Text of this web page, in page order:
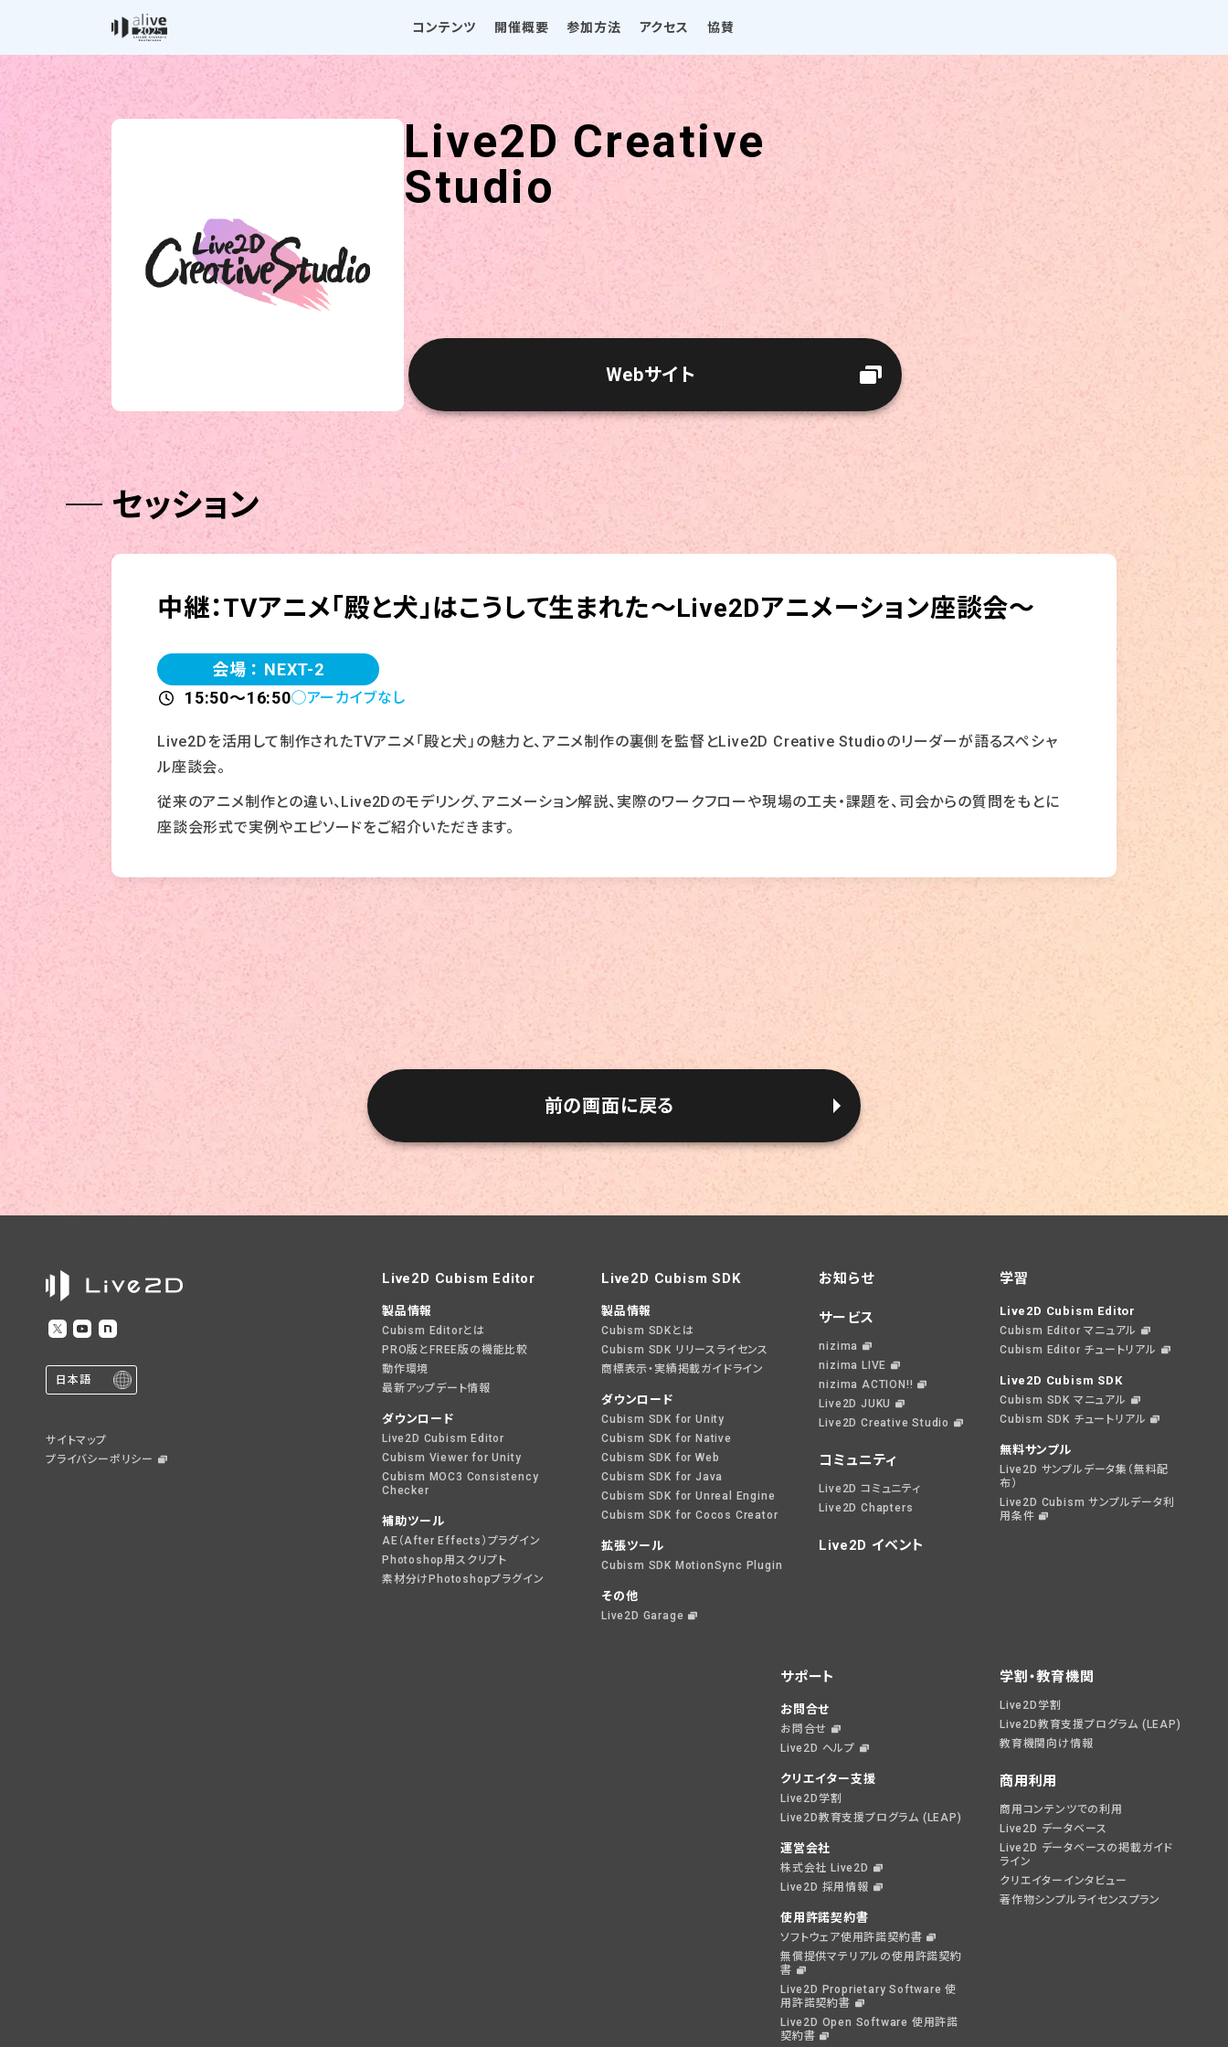
コンテンツ 開催概要 参加方法 アクセス 協賛
Live2D Creative
Studio
Webサイト
セッション
中継：TVアニメ「殿と犬」はこうして生まれた〜Live2Dアニメーション座談会〜
会場 ： NEXT-2
15:50～16:50◯アーカイブなし
Live2Dを活用して制作されたTVアニメ「殿と犬」の魅力と、アニメ制作の裏側を監督とLive2D Creative Studioのリーダーが語るスペシャ
ル座談会。
従来のアニメ制作との違い、Live2Dのモデリング、アニメーション解説、実際のワークフローや現場の工夫・課題を、司会からの質問をもとに
座談会形式で実例やエピソードをご紹介いただきます。
前の画面に戻る
日本語
サイトマップ
プライバシーポリシー
Live2D Cubism Editor
製品情報
Cubism Editorとは
PRO版とFREE版の機能比較
動作環境
最新アップデート情報
ダウンロード
Live2D Cubism Editor
Cubism Viewer for Unity
Cubism MOC3 Consistency
Checker
補助ツール
AE（After Effects）プラグイン
Photoshop用スクリプト
素材分けPhotoshopプラグイン
Live2D Cubism SDK
製品情報
Cubism SDKとは
Cubism SDK リリースライセンス
商標表示・実績掲載ガイドライン
ダウンロード
Cubism SDK for Unity
Cubism SDK for Native
Cubism SDK for Web
Cubism SDK for Java
Cubism SDK for Unreal Engine
Cubism SDK for Cocos Creator
拡張ツール
Cubism SDK MotionSync Plugin
その他
Live2D Garage
お知らせ
サービス
nizima
nizima LIVE
nizima ACTION!!
Live2D JUKU
Live2D Creative Studio
コミュニティ
Live2D コミュニティ
Live2D Chapters
Live2D イベント
学習
Live2D Cubism Editor
Cubism Editor マニュアル
Cubism Editor チュートリアル
Live2D Cubism SDK
Cubism SDK マニュアル
Cubism SDK チュートリアル
無料サンプル
Live2D サンプルデータ集（無料配
布）
Live2D Cubism サンプルデータ利
用条件
サポート
お問合せ
お問合せ
Live2D ヘルプ
クリエイター支援
Live2D学割
Live2D教育支援プログラム (LEAP)
運営会社
株式会社 Live2D
Live2D 採用情報
使用許諾契約書
ソフトウェア使用許諾契約書
無償提供マテリアルの使用許諾契約
書
Live2D Proprietary Software 使
用許諾契約書
Live2D Open Software 使用許諾
契約書
学割・教育機関
Live2D学割
Live2D教育支援プログラム (LEAP)
教育機関向け情報
商用利用
商用コンテンツでの利用
Live2D データベース
Live2D データベースの掲載ガイド
ライン
クリエイターインタビュー
著作物シンプルライセンスプラン